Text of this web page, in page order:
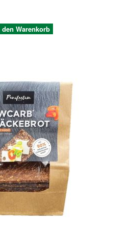
den Warenkorb